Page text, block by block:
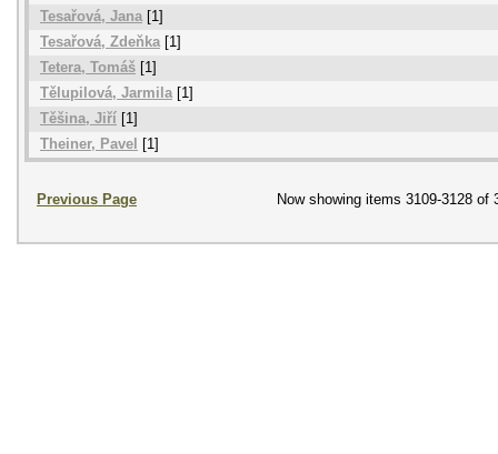
Tesařová, Jana [1]
Tesařová, Zdeňka[1]
Tetera, Tomáš [1]
Tělupilová, Jarmila[1]
Těšina, Jiří [1]
Theiner, Pavel
[1]
Previous Page Now showing items 3109-3128 of